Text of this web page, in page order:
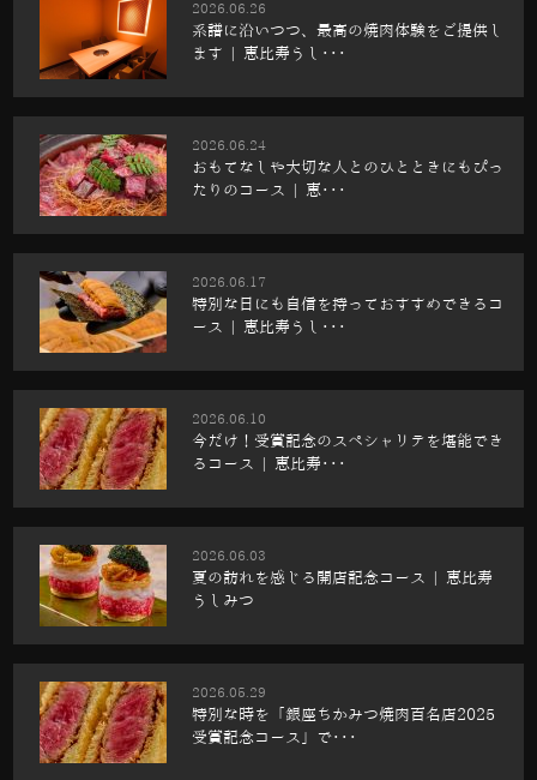
2026.06.26
系譜に沿いつつ、最高の焼肉体験をご提供し
ます | 恵比寿うし･･･
2026.06.24
おもてなしや大切な人とのひとときにもぴっ
たりのコース | 恵･･･
2026.06.17
特別な日にも自信を持っておすすめできるコ
ース | 恵比寿うし･･･
2026.06.10
今だけ！受賞記念のスペシャリテを堪能でき
るコース | 恵比寿･･･
2026.06.03
夏の訪れを感じる開店記念コース | 恵比寿
うしみつ
2026.05.29
特別な時を「銀座ちかみつ焼肉百名店2025
受賞記念コース」で･･･